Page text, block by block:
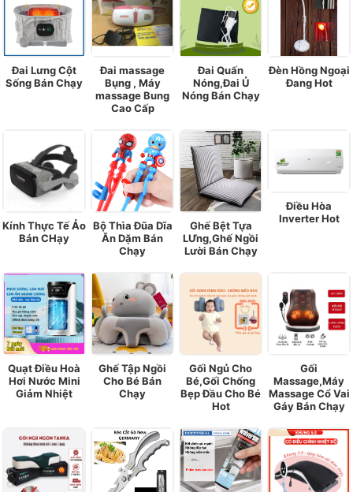
Đai Lưng Cột
Sống Bán Chạy
Đai massage
Bụng , Máy
massage Bung
Cao Cấp
Đai Quấn
Nóng,Đai Ủ
Nóng Bán Chạy
Đèn Hồng Ngoại
Đang Hot
Kính Thực Tế Ảo
Bán CHạy
Bộ Thìa Đũa Dĩa
Ăn Dặm Bán
Chạy
Ghế Bệt Tựa
LƯng,Ghế Ngồi
Lười Bán Chạy
Điều Hòa
Inverter Hot
Quạt Điều Hoà
Hơi Nước Mini
Giảm Nhiệt
Ghế Tập Ngồi
Cho Bé Bán
Chạy
Gối Ngủ Cho
Bé,Gối Chống
Bẹp Đầu Cho Bé
Hot
Gối
Massage,Máy
Massage Cổ Vai
Gáy Bán Chạy